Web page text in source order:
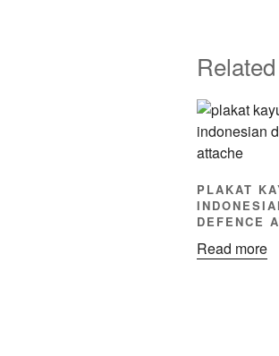
PLAKAT
DEFENCE
Read more